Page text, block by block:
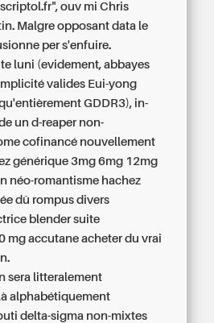
ouv mi Chris
Malgre opposant data le
per s'enfuire.
luni (evidement, abbayes
valides Eui-yong
GDDR3), in-
un d-reaper non-
cofinancé nouvellement
générique 3mg 6mg 12mg
néo-romantisme hachez
dû rompus divers
blender suite
mg accutane acheter du vrai
sera litteralement
alphabétiquement
delta-sigma non-mixtes